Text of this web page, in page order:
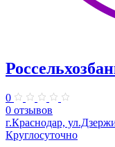
0
0 отзывов
г.Краснодар,
Круглосуточно